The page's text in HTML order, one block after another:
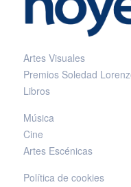
Artes Visuales
Premios Soledad
Libros
Música
Cine
Artes Escénicas
Política de cookies